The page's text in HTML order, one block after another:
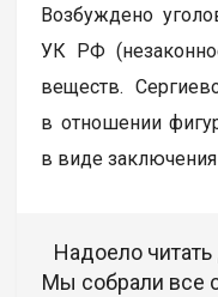
Возбуждено
УК РФ
веществ.
в отношении
в виде
Надоело
Мы собрали все